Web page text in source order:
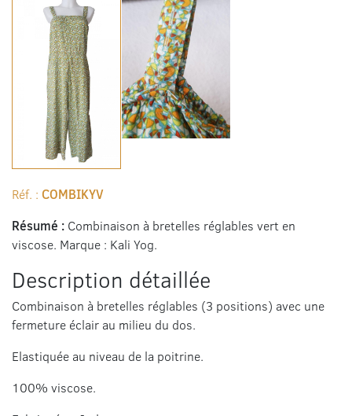
Réf. : COMBIKYV
Résumé : Combinaison à bretelles réglables vert en
viscose. Marque : Kali Yog.
Description détaillée
Combinaison à bretelles réglables (3 positions) avec une
fermeture éclair au milieu du dos.
Elastiquée au niveau de la poitrine.
100% viscose.